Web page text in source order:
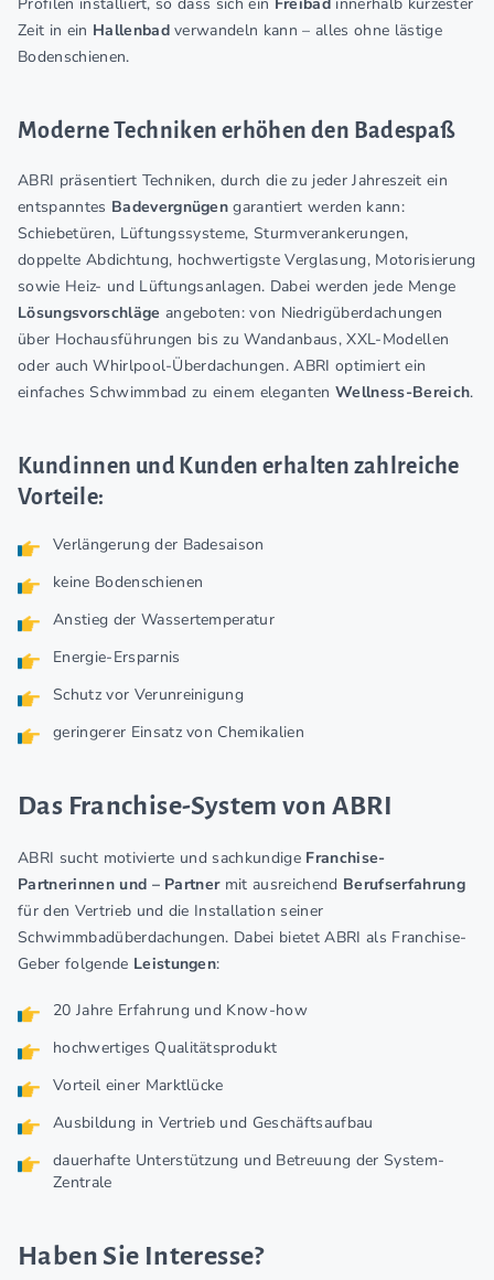
Zeit in ein Hallenbadverwandeln kann – alles ohne lästige
Bodenschienen.
Moderne Techniken erhöhen den Badespaß
ABRI präsentiert Techniken, durch die zu jeder Jahreszeit ein
entspanntes Badevergnügen garantiert werden kann:
Schiebetüren, Lüftungssysteme, Sturmverankerungen,
doppelte Abdichtung, hochwertigste Verglasung, Motorisierung
sowie Heiz- und Lüftungsanlagen. Dabei werden jede Menge
Lösungsvorschläge angeboten: von Niedrigüberdachungen
über Hochausführungen bis zu Wandanbaus, XXL-Modellen
oder auch Whirlpool-Überdachungen. ABRI optimiert ein
einfaches Schwimmbad zu einem eleganten Wellness-Bereich.
Kundinnen und Kunden erhalten zahlreiche
Vorteile:
Verlängerung der Badesaison
keine Bodenschienen
Anstieg der Wassertemperatur
Energie-Ersparnis
Schutz vor Verunreinigung
geringerer Einsatz von Chemikalien
Das Franchise-System von ABRI
ABRI sucht motivierte und sachkundige Franchise-
Partnerinnen und – Partnermit ausreichend Berufserfahrung
für den Vertrieb und die Installation seiner
Schwimmbadüberdachungen. Dabei bietet ABRI als Franchise-
Geber folgende Leistungen:
20 Jahre Erfahrung und Know-how
hochwertiges Qualitätsprodukt
Vorteil einer Marktlücke
Ausbildung in Vertrieb und Geschäftsaufbau
dauerhafte Unterstützung und Betreuung der System-
Zentrale
Haben Sie Interesse?